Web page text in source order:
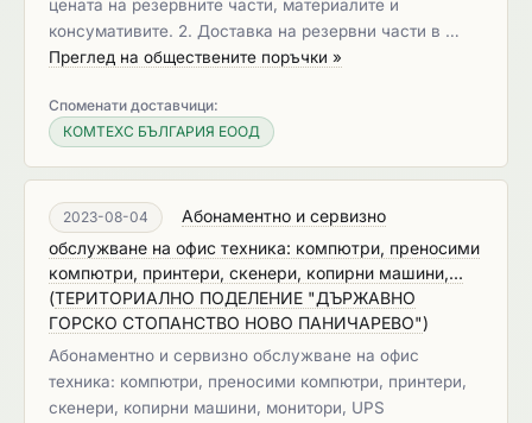
цената на резервните части, материалите и
консумативите. 2. Доставка на резервни части в …
Преглед на обществените поръчки »
Споменати доставчици:
КОМТЕХС БЪЛГАРИЯ ЕООД
2023-08-04
Абонаментно и сервизно
обслужване на офис техника: компютри, преносими
компютри, принтери, скенери, копирни машини,...
(ТЕРИТОРИАЛНО ПОДЕЛЕНИЕ "ДЪРЖАВНО
ГОРСКО СТОПАНСТВО НОВО ПАНИЧАРЕВО")
Абонаментно и сервизно обслужване на офис
техника: компютри, преносими компютри, принтери,
скенери, копирни машини, монитори, UPS